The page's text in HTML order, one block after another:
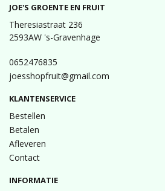
JOE'S GROENTE EN FRUIT
Theresiastraat 236
2593AW 's-Gravenhage
0652476835
joesshopfruit@gmail.com
KLANTENSERVICE
Bestellen
Betalen
Afleveren
Contact
INFORMATIE